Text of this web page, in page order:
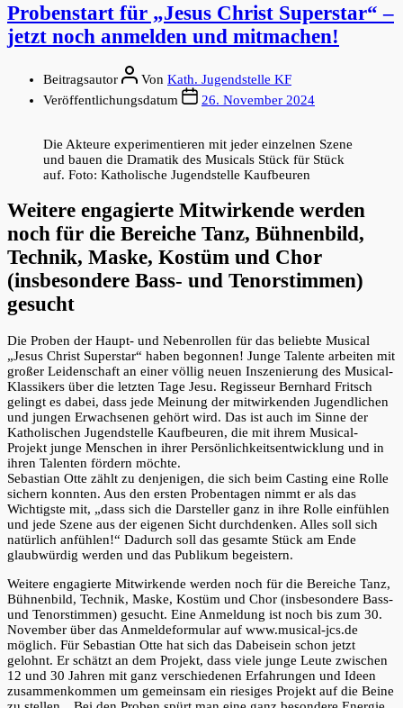
Probenstart für „Jesus Christ Superstar“ –
jetzt noch anmelden und mitmachen!
Beitragsautor Von Kath. Jugendstelle KF
Veröffentlichungsdatum
26. November 2024
Die Akteure experimentieren mit jeder einzelnen Szene
und bauen die Dramatik des Musicals Stück für Stück
auf. Foto: Katholische Jugendstelle Kaufbeuren
Weitere engagierte Mitwirkende werden
noch für die Bereiche Tanz, Bühnenbild,
Technik, Maske, Kostüm und Chor
(insbesondere Bass- und Tenorstimmen)
gesucht
Die Proben der Haupt- und Nebenrollen für das beliebte Musical
„Jesus Christ Superstar“ haben begonnen! Junge Talente arbeiten mit
großer Leidenschaft an einer völlig neuen Inszenierung des Musical-
Klassikers über die letzten Tage Jesu. Regisseur Bernhard Fritsch
gelingt es dabei, dass jede Meinung der mitwirkenden Jugendlichen
und jungen Erwachsenen gehört wird. Das ist auch im Sinne der
Katholischen Jugendstelle Kaufbeuren, die mit ihrem Musical-
Projekt junge Menschen in ihrer Persönlichkeitsentwicklung und in
ihren Talenten fördern möchte.
Sebastian Otte zählt zu denjenigen, die sich beim Casting eine Rolle
sichern konnten. Aus den ersten Probentagen nimmt er als das
Wichtigste mit, „dass sich die Darsteller ganz in ihre Rolle einfühlen
und jede Szene aus der eigenen Sicht durchdenken. Alles soll sich
natürlich anfühlen!“ Dadurch soll das gesamte Stück am Ende
glaubwürdig werden und das Publikum begeistern.
Weitere engagierte Mitwirkende werden noch für die Bereiche Tanz,
Bühnenbild, Technik, Maske, Kostüm und Chor (insbesondere Bass-
und Tenorstimmen) gesucht. Eine Anmeldung ist noch bis zum 30.
November über das Anmeldeformular auf www.musical-jcs.de
möglich. Für Sebastian Otte hat sich das Dabeisein schon jetzt
gelohnt. Er schätzt an dem Projekt, dass viele junge Leute zwischen
12 und 30 Jahren mit ganz verschiedenen Erfahrungen und Ideen
zusammenkommen um gemeinsam ein riesiges Projekt auf die Beine